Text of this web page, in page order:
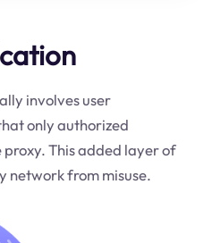
involves user
only authorized
proxy. This added layer of
network from misuse.